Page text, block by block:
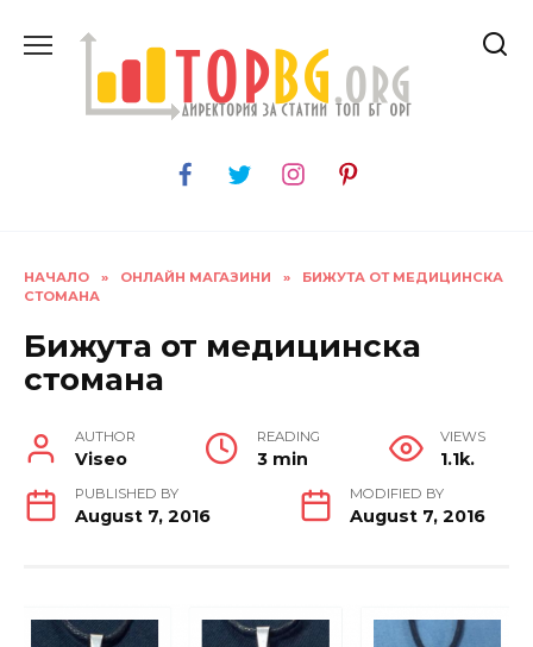
НАЧАЛО » ОНЛАЙН МАГАЗИНИ »
БИЖУТА ОТ МЕДИЦИНСКА
СТОМАНА
Бижута от медицинска
стомана
AUTHOR
Viseo
READING
3 min
VIEWS
1.1k.
PUBLISHED BY
August 7, 2016
MODIFIED BY
August 7, 2016